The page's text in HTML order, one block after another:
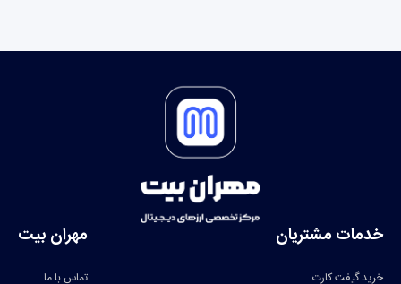
خدمات مشتریان
خرید گیفت کارت
مهران بیت
تماس با ما